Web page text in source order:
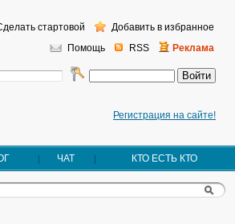
Регистрация на сайте!
Помощь RSS Реклама
стартовой Добавить в избранное
ЧАТ КТО ЕСТЬ КТО